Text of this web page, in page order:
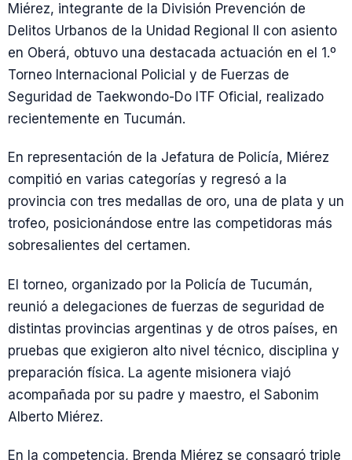
Miérez, integrante de la División Prevención de
Delitos Urbanos de la Unidad Regional II con asiento
en Oberá, obtuvo una destacada actuación en el 1.º
Torneo Internacional Policial y de Fuerzas de
Seguridad de Taekwondo-Do ITF Oficial, realizado
recientemente en Tucumán.
En representación de la Jefatura de Policía, Miérez
compitió en varias categorías y regresó a la
provincia con tres medallas de oro, una de plata y un
trofeo, posicionándose entre las competidoras más
sobresalientes del certamen.
El torneo, organizado por la Policía de Tucumán,
reunió a delegaciones de fuerzas de seguridad de
distintas provincias argentinas y de otros países, en
pruebas que exigieron alto nivel técnico, disciplina y
preparación física. La agente misionera viajó
acompañada por su padre y maestro, el Sabonim
Alberto Miérez.
En la competencia, Brenda Miérez se consagró triple